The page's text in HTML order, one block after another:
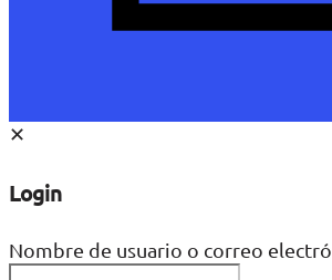
✕
Login
Nombre de usuario o correo